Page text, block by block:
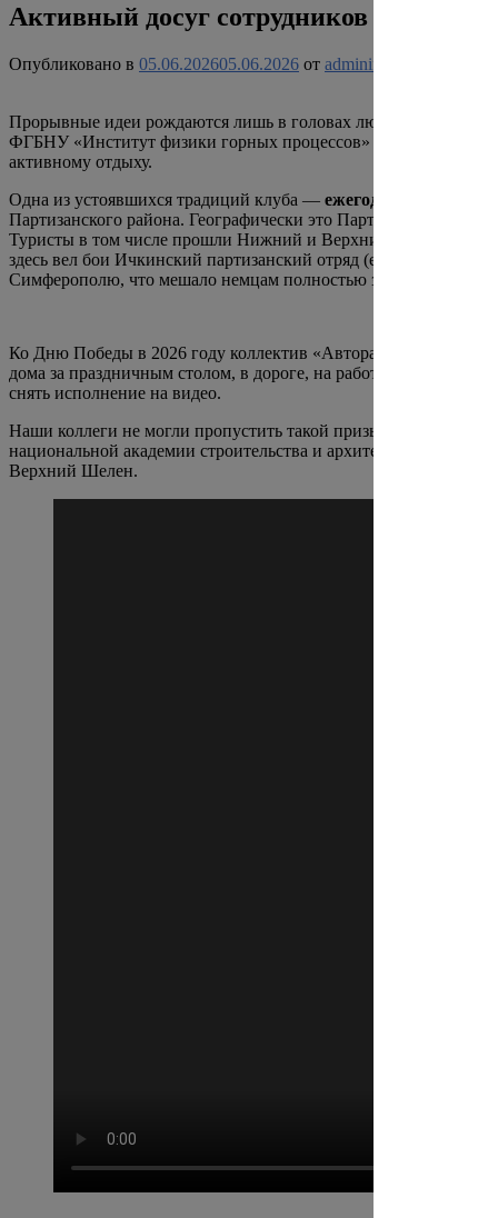
Активный досуг сотрудников института
Опубликовано в 05.06.202605.06.2026 от adminifgp
Прорывные идеи рождаются лишь в головах людей,
ФГБНУ «Институт физики горных процессов» был
активному отдыху.
Одна из устоявшихся традиций клуба — ежегодные майские
Партизанского района. Географически это Партизанские тропы
Туристы в том числе прошли Нижний и Верхний Кок-Асан,
здесь вел бои Ичкинский партизанский отряд (его
Симферополю, что мешало немцам полностью захватить Крым.
Ко Дню Победы в 2026 году коллектив «Авторадио»
дома за праздничным столом, в дороге, на работе, в любой
снять исполнение на видео.
Наши коллеги не могли пропустить такой призыв. Вся
национальной академии строительства и архитектуры и
Верхний Шелен.